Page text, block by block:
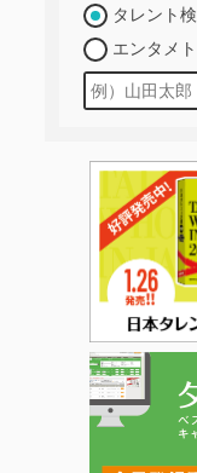
タレント
エンタメ